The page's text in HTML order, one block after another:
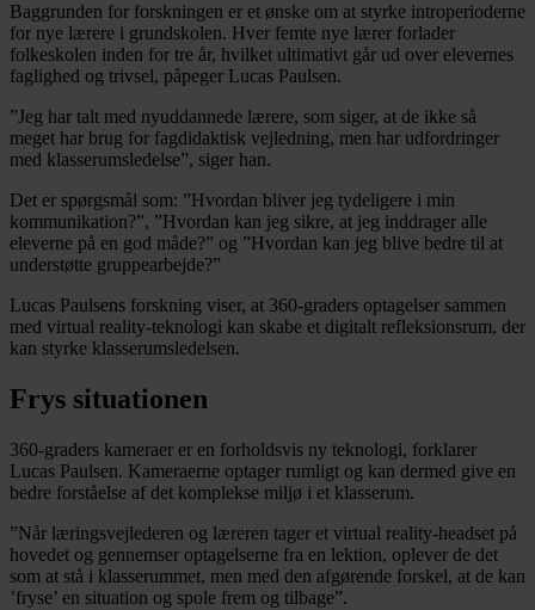
Baggrunden for forskningen er et ønske om at styrke introperioderne
for nye lærere i grundskolen. Hver femte nye lærer forlader
folkeskolen inden for tre år, hvilket ultimativt går ud over elevernes
faglighed og trivsel, påpeger Lucas Paulsen.
”Jeg har talt med nyuddannede lærere, som siger, at de ikke så
meget har brug for fagdidaktisk vejledning, men har udfordringer
med klasserumsledelse”, siger han.
Det er spørgsmål som: ”Hvordan bliver jeg tydeligere i min
kommunikation?”, ”Hvordan kan jeg sikre, at jeg inddrager alle
eleverne på en god måde?” og ”Hvordan kan jeg blive bedre til at
understøtte gruppearbejde?”
Lucas Paulsens forskning viser, at 360-graders optagelser sammen
med virtual reality-teknologi kan skabe et digitalt refleksionsrum, der
kan styrke klasserumsledelsen.
Frys situationen
360-graders kameraer er en forholdsvis ny teknologi, forklarer
Lucas Paulsen. Kameraerne optager rumligt og kan dermed give en
bedre forståelse af det komplekse miljø i et klasserum.
”Når læringsvejlederen og læreren tager et virtual reality-headset på
hovedet og gennemser optagelserne fra en lektion, oplever de det
som at stå i klasserummet, men med den afgørende forskel, at de kan
’fryse’ en situation og spole frem og tilbage”.